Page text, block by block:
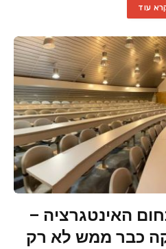
עוד
האינטגרציה –
כבר ממש לא רק